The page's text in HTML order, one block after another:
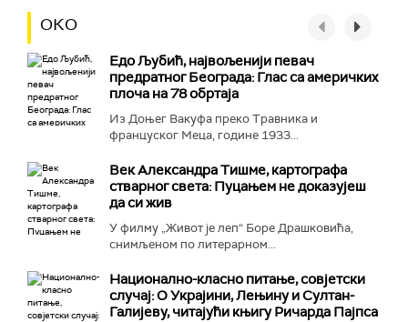
ОКО
Едо Љубић, највољенији певач
предратног Београда: Глас са америчких
плоча на 78 обртаја
Из Доњег Вакуфа преко Травника и
француског Меца, године 1933...
Век Александра Тишме, картографа
стварног света: Пуцањем не доказујеш
да си жив
У филму „Живот је леп“ Боре Драшковића,
снимљеном по литерарном...
Национално-класнo питање, совјетски
случај: О Украјини, Лењину и Султан-
Галијеву, читајући књигу Ричарда Пајпса